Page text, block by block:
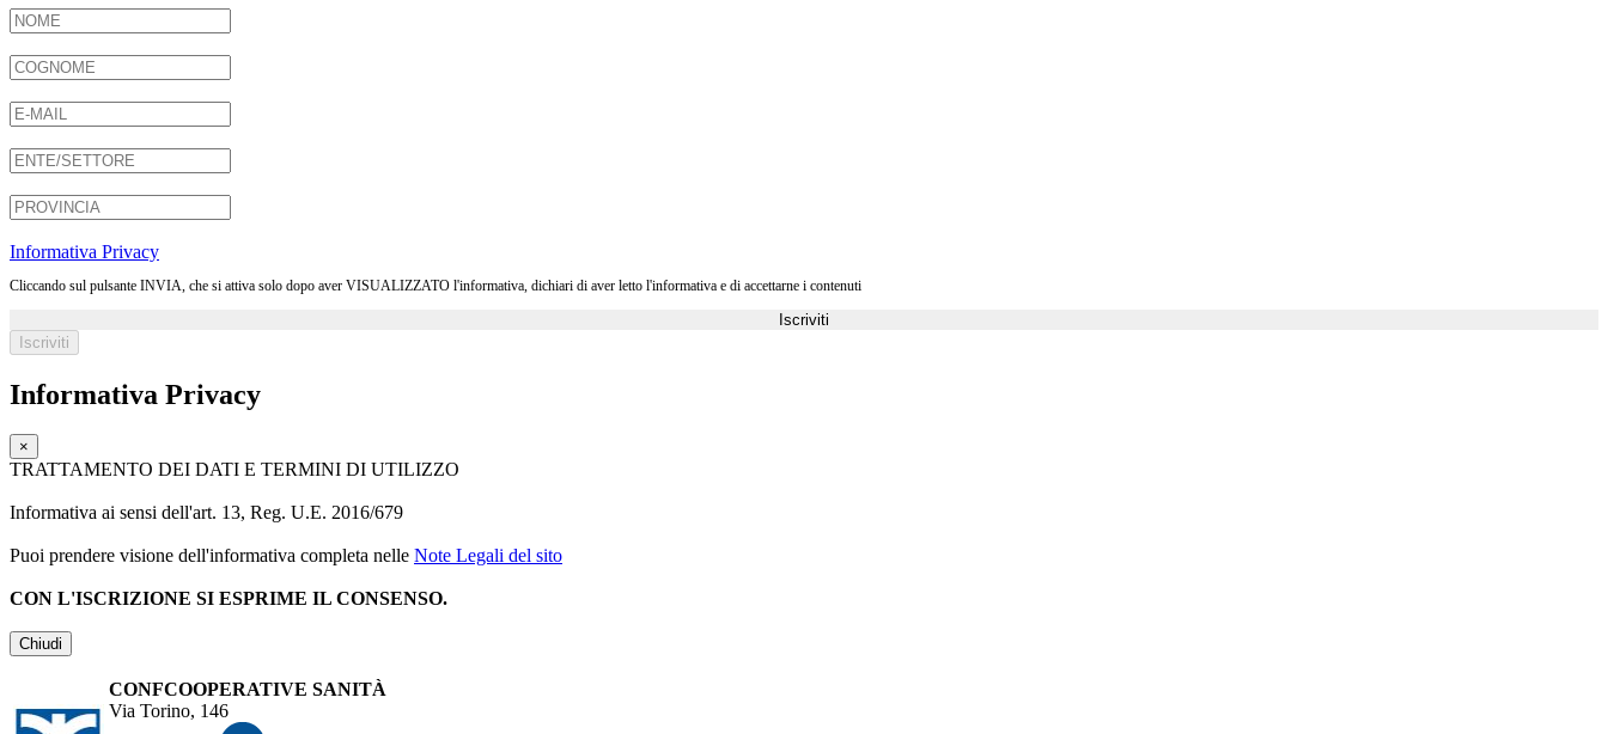
Informativa Privacy
Cliccando sul pulsante INVIA, che si attiva solo dopo aver VISUALIZZATO l'informativa, dichiari di aver letto l'informativa e di accettarne i contenuti
Iscriviti
Informativa Privacy
×
TRATTAMENTO DEI DATI E TERMINI DI UTILIZZO
Informativa ai sensi dell'art. 13, Reg. U.E. 2016/679
Puoi prendere visione dell'informativa completa nelle Note Legali del sito
CON L'ISCRIZIONE SI ESPRIME IL CONSENSO.
Chiudi
CONFCOOPERATIVE SANITÀ
Via Torino, 146